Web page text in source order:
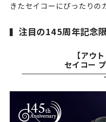
きたセイコーにぴったりの
注目の145周年記念
【アウ
セイコー